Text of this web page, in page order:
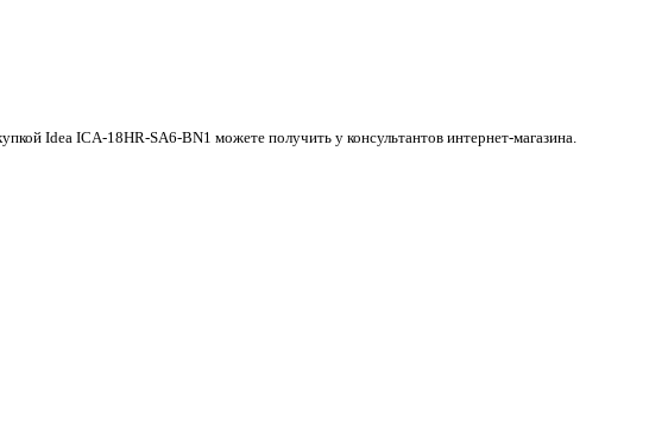
Idea ICA-18HR-SA6-BN1 можете получить у консультантов интернет-магазина.